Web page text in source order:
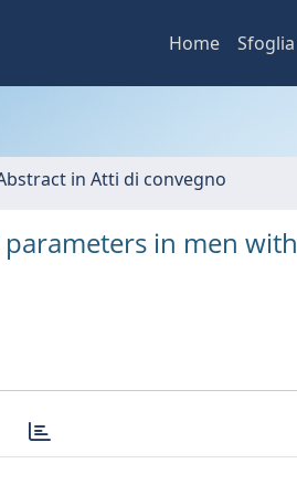
Home Sfoglia
in Atti di convegno
in men with